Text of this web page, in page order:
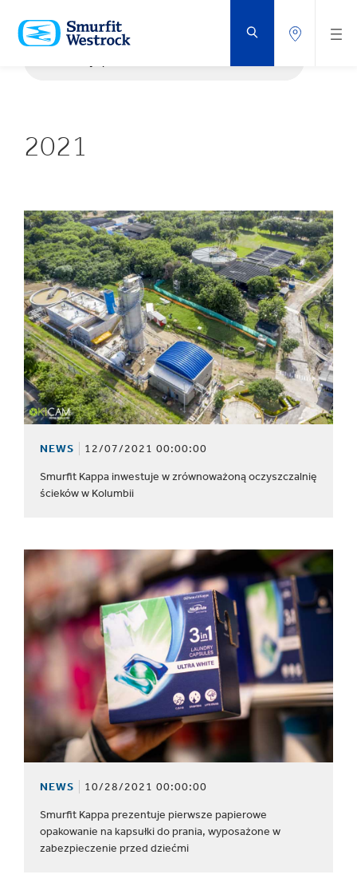
DO
GŁÓWNEJ
ZAWARTOŚCI
Relacje z mediami
2021
NEWS 12/07/2021 00:00:00
Smurfit Kappa inwestuje w zrównoważoną oczyszczalnię
ścieków w Kolumbii
NEWS 10/28/2021 00:00:00
Smurfit Kappa prezentuje pierwsze papierowe
opakowanie na kapsułki do prania, wyposażone w
zabezpieczenie przed dziećmi